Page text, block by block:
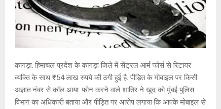
कांगड़ा: हिमाचल प्रदेश के कांगड़ा जिले में सेंट्रल आर्म फोर्स से रिटायर
व्यक्ति के साथ ₹54 लाख रुपये की ठगी हुई है. पीड़ित के मोबाइल पर किसी
अज्ञात नंबर से कॉल आया. फोन करने वाले शातिर ने खुद को मुंबई पुलिस
विभाग का अधिकारी बताया और पीड़ित पर आरोप लगाया कि आपके मोबाइल से